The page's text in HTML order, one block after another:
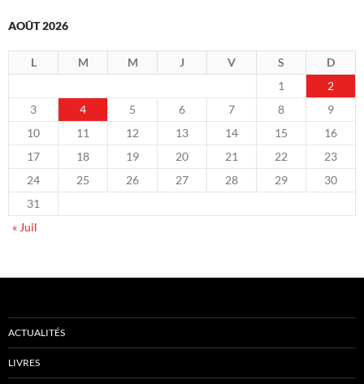
AOÛT 2026
L M M J V S
D
1
2
3
4 5 6 7 8
9
10
11 12 13 14 15
16
17
18 19 20 21 22
23
24
25 26 27 28 29
30
31
« Juil
ACTUALITÉS
LIVRES